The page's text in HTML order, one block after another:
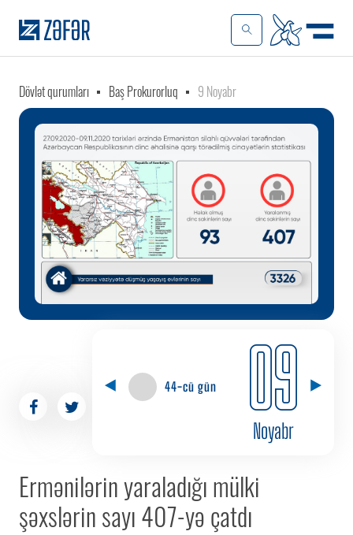
Dövlət qurumları Baş Prokurorluq 9 Noyabr
44-cü gün 09
Noyabr
Ermənilərin yaraladığı mülki
şəxslərin sayı 407-yə çatdı